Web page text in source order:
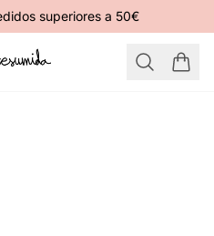
superiores a 50€